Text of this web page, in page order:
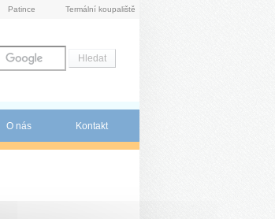
Patince Termální koupaliště
O nás Kontakt